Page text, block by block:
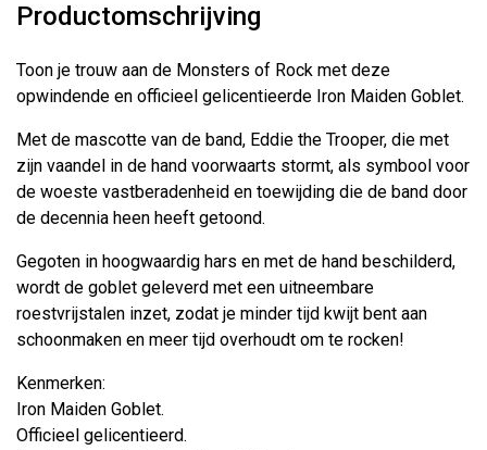
Productomschrijving
Toon je trouw aan de Monsters of Rock met deze
opwindende en officieel gelicentieerde Iron Maiden Goblet.
Met de mascotte van de band, Eddie the Trooper, die met
zijn vaandel in de hand voorwaarts stormt, als symbool voor
de woeste vastberadenheid en toewijding die de band door
de decennia heen heeft getoond.
Gegoten in hoogwaardig hars en met de hand beschilderd,
wordt de goblet geleverd met een uitneembare
roestvrijstalen inzet, zodat je minder tijd kwijt bent aan
schoonmaken en meer tijd overhoudt om te rocken!
Kenmerken:
Iron Maiden Goblet.
Officieel gelicentieerd.